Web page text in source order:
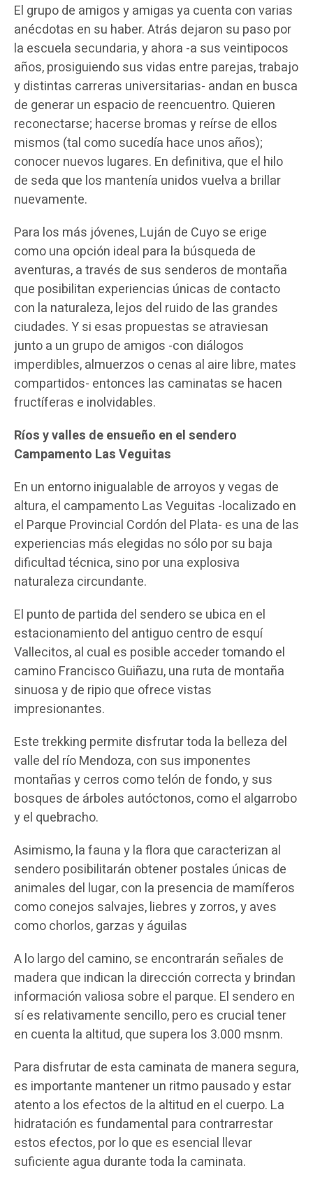
El grupo de amigos y amigas ya cuenta con varias
anécdotas en su haber. Atrás dejaron su paso por
la escuela secundaria, y ahora -a sus veintipocos
años, prosiguiendo sus vidas entre parejas, trabajo
y distintas carreras universitarias- andan en busca
de generar un espacio de reencuentro. Quieren
reconectarse; hacerse bromas y reírse de ellos
mismos (tal como sucedía hace unos años);
conocer nuevos lugares. En definitiva, que el hilo
de seda que los mantenía unidos vuelva a brillar
nuevamente.
Para los más jóvenes, Luján de Cuyo se erige
como una opción ideal para la búsqueda de
aventuras, a través de sus senderos de montaña
que posibilitan experiencias únicas de contacto
con la naturaleza, lejos del ruido de las grandes
ciudades. Y si esas propuestas se atraviesan
junto a un grupo de amigos -con diálogos
imperdibles, almuerzos o cenas al aire libre, mates
compartidos- entonces las caminatas se hacen
fructíferas e inolvidables.
Ríos y valles de ensueño en el sendero
Campamento Las Veguitas
En un entorno inigualable de arroyos y vegas de
altura, el campamento Las Veguitas -localizado en
el Parque Provincial Cordón del Plata- es una de las
experiencias más elegidas no sólo por su baja
dificultad técnica, sino por una explosiva
naturaleza circundante.
El punto de partida del sendero se ubica en el
estacionamiento del antiguo centro de esquí
Vallecitos, al cual es posible acceder tomando el
camino Francisco Guiñazu, una ruta de montaña
sinuosa y de ripio que ofrece vistas
impresionantes.
Este trekking permite disfrutar toda la belleza del
valle del río Mendoza, con sus imponentes
montañas y cerros como telón de fondo, y sus
bosques de árboles autóctonos, como el algarrobo
y el quebracho.
Asimismo, la fauna y la flora que caracterizan al
sendero posibilitarán obtener postales únicas de
animales del lugar, con la presencia de mamíferos
como conejos salvajes, liebres y zorros, y aves
como chorlos, garzas y águilas
A lo largo del camino, se encontrarán señales de
madera que indican la dirección correcta y brindan
información valiosa sobre el parque. El sendero en
sí es relativamente sencillo, pero es crucial tener
en cuenta la altitud, que supera los 3.000 msnm.
Para disfrutar de esta caminata de manera segura,
es importante mantener un ritmo pausado y estar
atento a los efectos de la altitud en el cuerpo. La
hidratación es fundamental para contrarrestar
estos efectos, por lo que es esencial llevar
suficiente agua durante toda la caminata.